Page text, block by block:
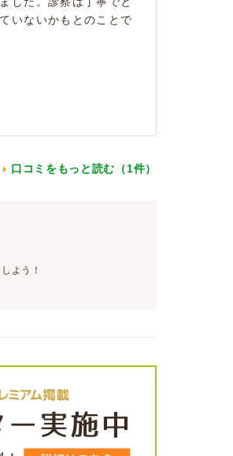
いないかもとのことで
口コミをもっと読む（1件）
よう！